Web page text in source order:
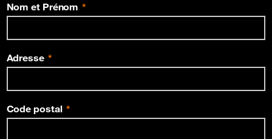
Nom et Prénom
Adresse
Code postal